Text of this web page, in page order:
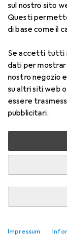
sul nostro sito
Questi
di base come il
Se accetti tutti
dati per
nostro negozio
su altri siti web
essere
pubblicitari.
Impressum
Air Optix
-9.5, Obiettivo
Prezzo in EUR
EUR
49,16 EUR
8,20/1pz.
Consegna
Più di 10